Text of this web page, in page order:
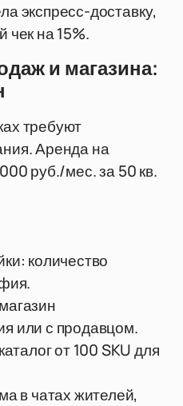
экспресс-доставку,
чек на 15%.
и магазина:
требуют
Аренда на
руб./мес. за 50 кв.
количество
или с продавцом.
от 100 SKU для
в чатах жителей,